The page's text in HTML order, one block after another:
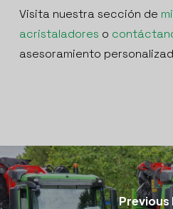
Visita nuestra sección de
acristaladores o
asesoramiento
Previous